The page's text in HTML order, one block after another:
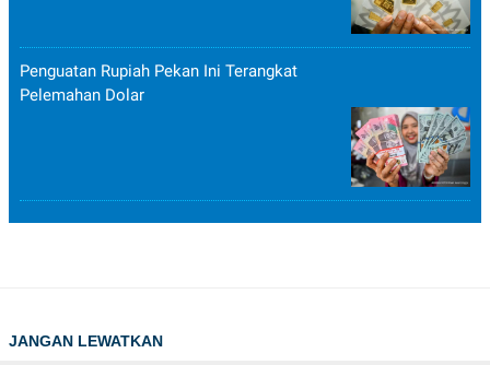
Penguatan Rupiah Pekan Ini Terangkat
Pelemahan Dolar
JANGAN LEWATKAN